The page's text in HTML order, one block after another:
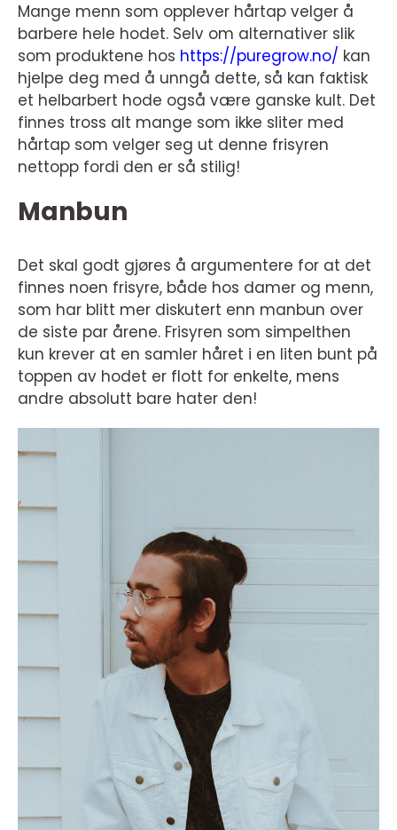
Mange menn som opplever hårtap velger å
barbere hele hodet. Selv om alternativer slik
som produktene hos https://puregrow.no/ kan
hjelpe deg med å unngå dette, så kan faktisk
et helbarbert hode også være ganske kult. Det
finnes tross alt mange som ikke sliter med
hårtap som velger seg ut denne frisyren
nettopp fordi den er så stilig!
Manbun
Det skal godt gjøres å argumentere for at det
finnes noen frisyre, både hos damer og menn,
som har blitt mer diskutert enn manbun over
de siste par årene. Frisyren som simpelthen
kun krever at en samler håret i en liten bunt på
toppen av hodet er flott for enkelte, mens
andre absolutt bare hater den!